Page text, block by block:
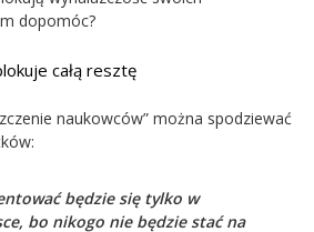
dopomóc?
całą resztę
naukowców” można spodziewać
będzie się tylko w
bo nikogo nie będzie stać na